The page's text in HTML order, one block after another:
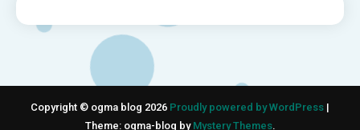
Copyright © ogma blog 2026 Proudly powered by WordPress |
Theme: ogma-blog by Mystery Themes.